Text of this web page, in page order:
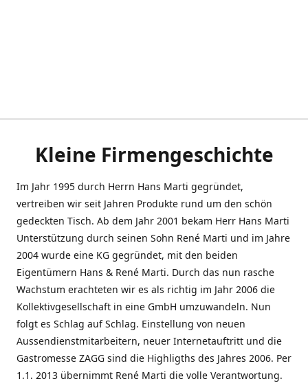
Kleine Firmengeschichte
Im Jahr 1995 durch Herrn Hans Marti gegründet,
vertreiben wir seit Jahren Produkte rund um den schön
gedeckten Tisch. Ab dem Jahr 2001 bekam Herr Hans Marti
Unterstützung durch seinen Sohn René Marti und im Jahre
2004 wurde eine KG gegründet, mit den beiden
Eigentümern Hans & René Marti. Durch das nun rasche
Wachstum erachteten wir es als richtig im Jahr 2006 die
Kollektivgesellschaft in eine GmbH umzuwandeln. Nun
folgt es Schlag auf Schlag. Einstellung von neuen
Aussendienstmitarbeitern, neuer Internetauftritt und die
Gastromesse ZAGG sind die Highligths des Jahres 2006. Per
1.1. 2013 übernimmt René Marti die volle Verantwortung.